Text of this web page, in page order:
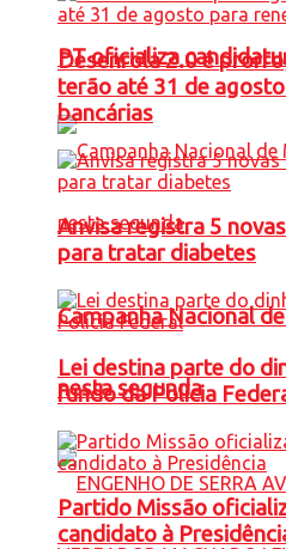
PT oficializa
Campanha Nacional
nesta segunda
Desenrola 2.0 é
terão até 31 de
bancárias
Anvisa registra 5
para tratar diabetes
Lei destina parte do
fundo da Polícia
Partido Missão
candidato à